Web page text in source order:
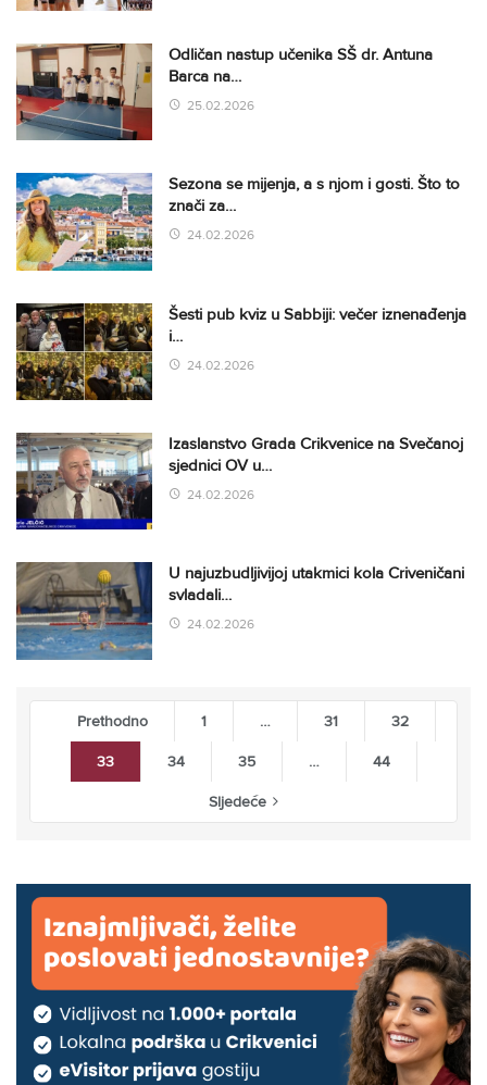
Odličan nastup učenika SŠ dr. Antuna
Barca na…
25.02.2026
Sezona se mijenja, a s njom i gosti. Što to
znači za…
24.02.2026
Šesti pub kviz u Sabbiji: večer iznenađenja
i…
24.02.2026
Izaslanstvo Grada Crikvenice na Svečanoj
sjednici OV u…
24.02.2026
U najuzbudljivijoj utakmici kola Criveničani
svladali…
24.02.2026
Prethodno 1 … 31 32
33 34 35 … 44
Sljedeće